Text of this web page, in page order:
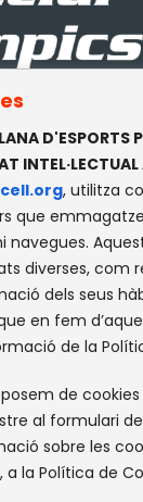
D'ESPORTS
INTEL·LECTUAL
, utilitza
que
navegues.
diverses, com
dels seus
en fem
de la
de
al formulari
sobre les
, a la Política de
CONTACTE
de
Recinte Mundet
08035 -
XARXES